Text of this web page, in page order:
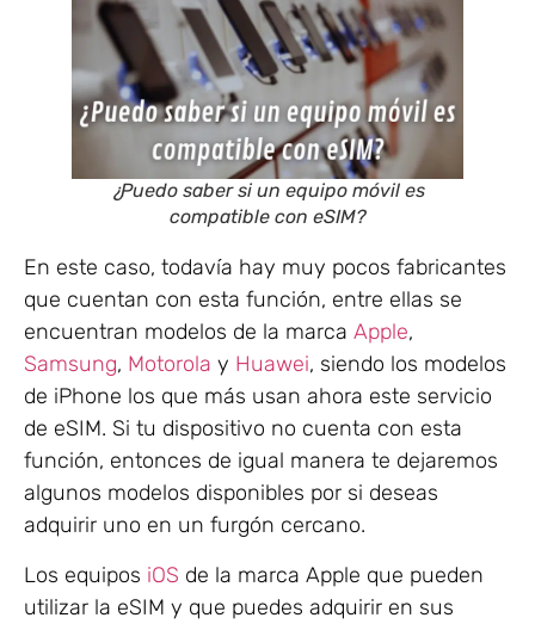
¿Puedo saber si un equipo móvil es
compatible con eSIM?
En este caso, todavía hay muy pocos fabricantes
que cuentan con esta función, entre ellas se
encuentran modelos de la marca Apple,
Samsung, Motorola y Huawei, siendo los modelos
de iPhone los que más usan ahora este servicio
de eSIM. Si tu dispositivo no cuenta con esta
función, entonces de igual manera te dejaremos
algunos modelos disponibles por si deseas
adquirir uno en un furgón cercano.
Los equipos iOS de la marca Apple que pueden
utilizar la eSIM y que puedes adquirir en sus